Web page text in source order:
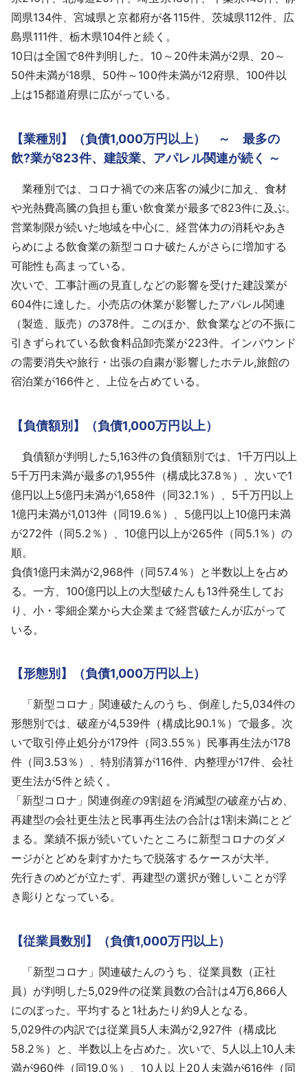
岡県134件、宮城県と京都府が各115件、茨城県112件、広
島県111件、栃木県104件と続く。
10日は全国で8件判明した。10～20件未満が2県、20～
50件未満が18県、50件～100件未満が12府県、100件以
上は15都道府県に広がっている。
【業種別】（負債1,000万円以上） ～ 最多の
飲?業が823件、建設業、アパレル関連が続く ～
業種別では、コロナ禍での来店客の減少に加え、食材
や光熱費高騰の負担も重い飲食業が最多で823件に及ぶ。
営業制限が続いた地域を中心に、経営体力の消耗やあき
らめによる飲食業の新型コロナ破たんがさらに増加する
可能性も高まっている。
次いで、工事計画の見直しなどの影響を受けた建設業が
604件に達した。小売店の休業が影響したアパレル関連
（製造、販売）の378件。このほか、飲食業などの不振に
引きずられている飲食料品卸売業が223件。インバウンド
の需要消失や旅行・出張の自粛が影響したホテル,旅館の
宿泊業が166件と、上位を占めている。
【負債額別】（負債1,000万円以上）
負債額が判明した5,163件の負債額別では、1千万円以上
5千万円未満が最多の1,955件（構成比37.8％）、次いで1
億円以上5億円未満が1,658件（同32.1％）、5千万円以上
1億円未満が1,013件（同19.6％）、5億円以上10億円未満
が272件（同5.2％）、10億円以上が265件（同5.1％）の
順。
負債1億円未満が2,968件（同57.4％）と半数以上を占め
る。一方、100億円以上の大型破たんも13件発生してお
り、小・零細企業から大企業まで経営破たんが広がって
いる。
【形態別】（負債1,000万円以上）
「新型コロナ」関連破たんのうち、倒産した5,034件の
形態別では、破産が4,539件（構成比90.1％）で最多。次
いで取引停止処分が179件（同3.55％）民事再生法が178
件（同3.53％）、特別清算が116件、内整理が17件、会社
更生法が5件と続く。
「新型コロナ」関連倒産の9割超を消滅型の破産が占め、
再建型の会社更生法と民事再生法の合計は1割未満にとど
まる。業績不振が続いていたところに新型コロナのダメ
ージがとどめを刺すかたちで脱落するケースが大半。
先行きのめどが立たず、再建型の選択が難しいことが浮
き彫りとなっている。
【従業員数別】（負債1,000万円以上）
「新型コロナ」関連破たんのうち、従業員数（正社
員）が判明した5,029件の従業員数の合計は4万6,866人
にのぼった。平均すると1社あたり約9人となる。
5,029件の内訳では従業員5人未満が2,927件（構成比
58.2％）と、半数以上を占めた。次いで、5人以上10人未
満が960件（同19.0％）、10人以上20人未満が616件（同